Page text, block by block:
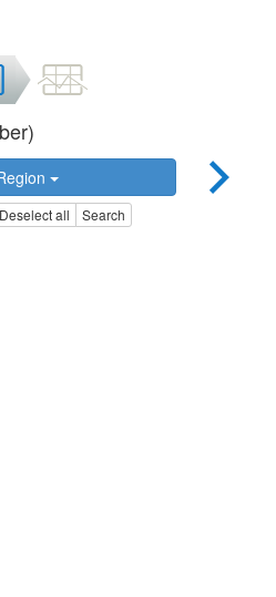
Deselect all Search